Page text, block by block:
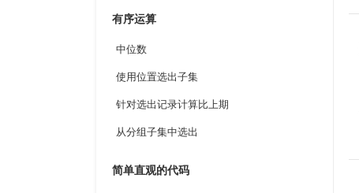
有序运算
中位数
使用位置选出子集
针对选出记录计算比上期
从分组子集中选出
简单直观的代码